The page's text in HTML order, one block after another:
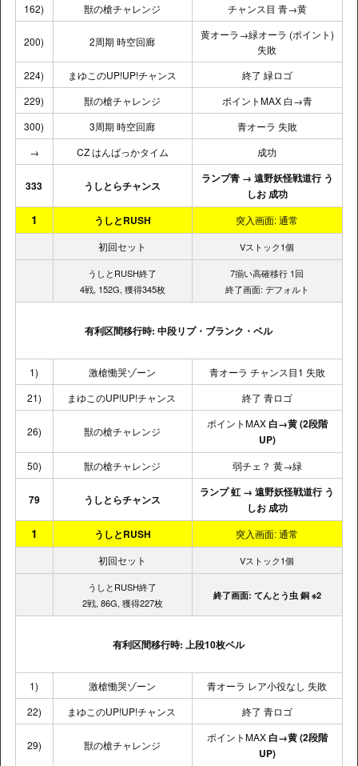
162)
獣の槍チャレンジ チャンス目 青→黄
200) 2周期 時空回廊
黄オーラ→緑オーラ (ポイント)
失敗
224)
まゆこのUP!UP!チャンス
終了 緑ロゴ
229)
獣の槍チャレンジ
ポイントMAX 白→青
300)
3周期 時空回廊
青オーラ 失敗
→
CZ はんばっかタイム 成功
333 うしとらチャンス
ランプ青 → 遠野妖怪戦道行 う
しお 成功
1 うしとRUSH
突入画面: 通常
初回セット
Vストック1個
うしとRUSH終了
4戦, 152G, 獲得345枚
7揃い高確移行 1回
終了画面: デフォルト
有利区間移行時: 中段リプ・ブランク・ベル
1) 激槍慟哭ゾーン
青オーラ チャンス目1 失敗
21)
まゆこのUP!UP!チャンス 終了 青ロゴ
26) 獣の槍チャレンジ
ポイントMAX 白→黄(2段階
UP)
50) 獣の槍チャレンジ 弱チェ？ 黄→緑
79 うしとらチャンス
ランプ 虹 → 遠野妖怪戦道行 う
しお 成功
1 うしとRUSH
突入画面: 通常
初回セット
Vストック1個
うしとRUSH終了
2戦, 86G, 獲得227枚
終了画面: てんとう虫 銅 ※2
有利区間移行時: 上段10枚ベル
1) 激槍慟哭ゾーン
青オーラ レア小役なし 失敗
22)
まゆこのUP!UP!チャンス 終了 青ロゴ
29) 獣の槍チャレンジ
ポイントMAX 白→黄(2段階
UP)